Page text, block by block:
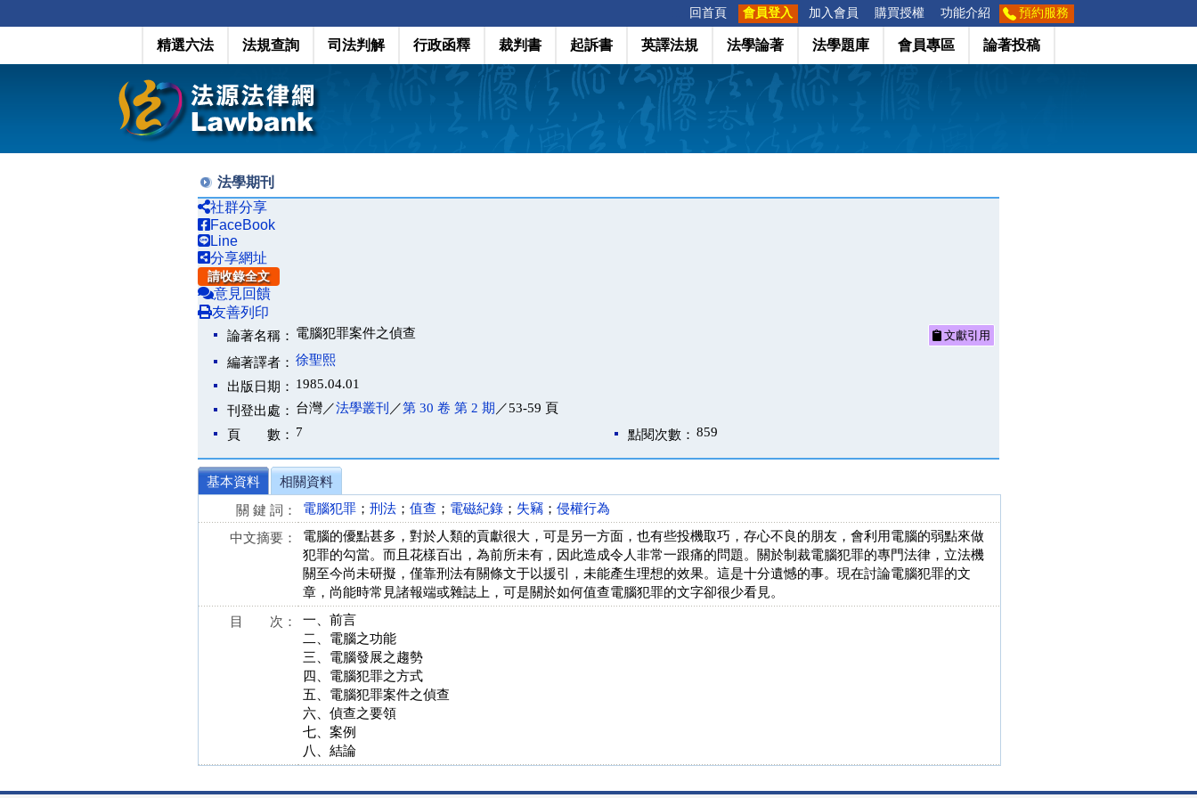
回首頁 會員登入 加入會員 購買授權 功能介紹 預約服務
精選六法 法規查詢 司法判解 行政函釋 裁判書 起訴書 英譯法規 法學論著 法學題庫 會員專區 論著投稿
法學期刊
社群分享
FaceBook
Line
分享網址
請收錄全文
意見回饋
友善列印
論著名稱： 電腦犯罪案件之偵查 文獻引用
編著譯者： 徐聖熙
出版日期： 1985.04.01
刊登出處： 台灣／法學叢刊 ／第 30 卷 第 2 期 ／53-59 頁
頁 數： 7 點閱次數： 859
基本資料
相關資料
關 鍵 詞：
電腦犯罪 ； 刑法 ； 值查 ； 電磁紀錄 ； 失竊 ； 侵權行為
中文摘要：
電腦的優點甚多，對於人類的貢獻很大，可是另一方面，也有些投機取巧，存心不良的朋友，會利用電腦的弱點來做
犯罪的勾當。而且花樣百出，為前所未有，因此造成令人非常一跟痛的問題。關於制裁電腦犯罪的專門法律，立法機
關至今尚未研擬，僅靠刑法有關條文于以援引，未能產生理想的效果。這是十分遺憾的事。現在討論電腦犯罪的文
章，尚能時常見諸報端或雜誌上，可是關於如何值查電腦犯罪的文字卻很少看見。
目 次：
一、前言
二、電腦之功能
三、電腦發展之趨勢
四、電腦犯罪之方式
五、電腦犯罪案件之偵查
六、偵查之要領
七、案例
八、結論